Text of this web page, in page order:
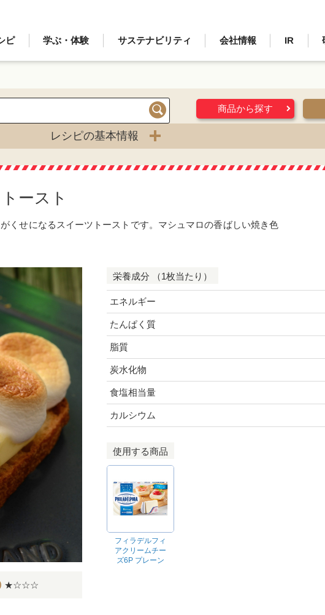
ピ 学ぶ・体験 サステナビリティ 会社情報 IR
検索
商品から探す
レシピの基本情報
ースト
くせになるスイーツトーストです。マシュマロの香ばしい焼き色
★☆☆☆
栄養成分 （1枚当たり）
エネルギー
たんぱく質
脂質
炭水化物
食塩相当量
カルシウム
使用する商品
フィラデルフィ
アクリームチー
ズ6P プレーン